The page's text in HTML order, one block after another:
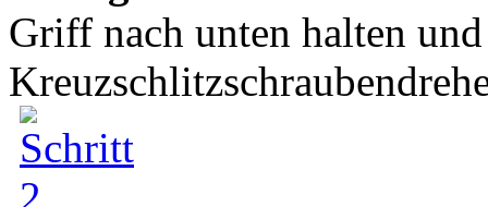
Griff nach unten halten